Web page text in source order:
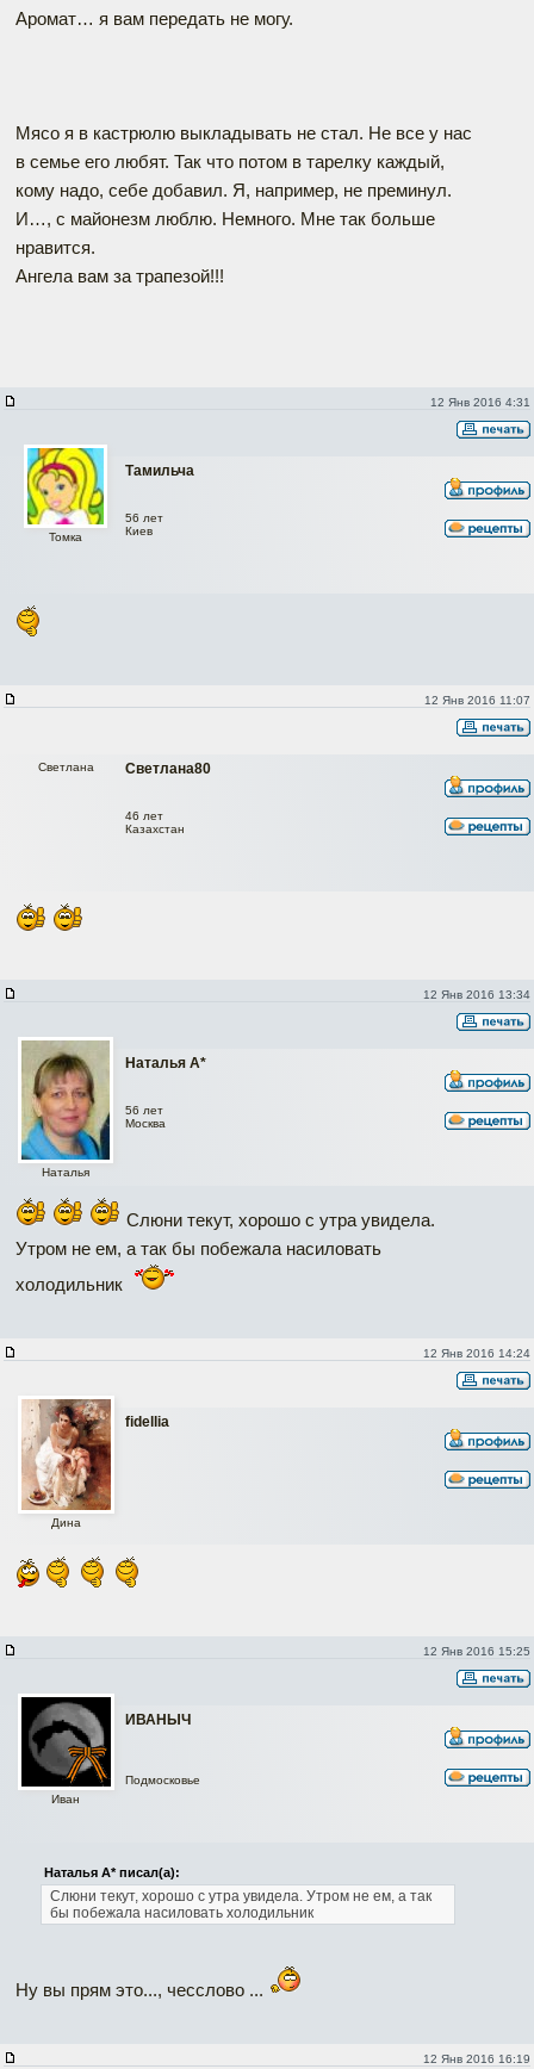
Аромат… я вам передать не могу.
Мясо я в кастрюлю выкладывать не стал. Не все у нас
в семье его любят. Так что потом в тарелку каждый,
кому надо, себе добавил. Я, например, не преминул.
И…, с майонезм люблю. Немного. Мне так больше
нравится.
Ангела вам за трапезой!!!
12 Янв 2016 4:31
Тамильча
Томка
56 лет
Киев
12 Янв 2016 11:07
Светлана80
Светлана
46 лет
Казахстан
12 Янв 2016 13:34
Наталья А*
Наталья
56 лет
Москва
Слюни текут, хорошо с утра увидела.
Утром не ем, а так бы побежала насиловать
холодильник
12 Янв 2016 14:24
fidellia
Дина
12 Янв 2016 15:25
ИВАНЫЧ
Иван
Подмосковье
Наталья А* писал(а):
Слюни текут, хорошо с утра увидела. Утром не ем, а так
бы побежала насиловать холодильник
Ну вы прям это..., чесслово ...
12 Янв 2016 16:19